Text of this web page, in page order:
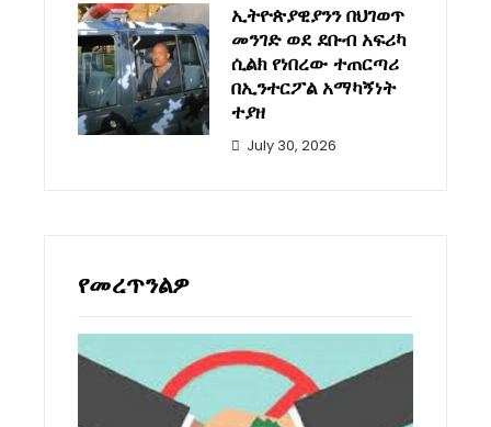
ኢትዮጵያዊያንን በህገወጥ
መንገድ ወደ ደቡብ አፍሪካ
ሲልክ የነበረው ተጠርጣሪ
በኢንተርፖል አማካኝነት
ተያዘ
July 30, 2026
የመረጥንልዎ